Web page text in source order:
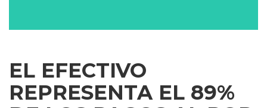
EL EFECTIVO
REPRESENTA EL 89%